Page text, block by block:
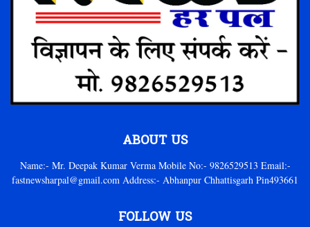
ABOUT US
Name:- Mr. Deepak Kumar Verma Mobile No:- 9826529513 Email:-
fastnewsharpal@gmail.com Address:- Abhanpur Chhattisgarh Pin493661
FOLLOW US